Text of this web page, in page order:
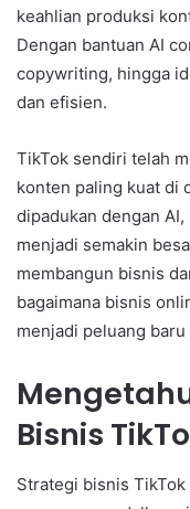
keahlian produksi
Dengan bantuan AI
copywriting, hingga
dan efisien.
TikTok sendiri telah
konten paling kuat di
dipadukan dengan
menjadi semakin
membangun bisnis
bagaimana bisnis
menjadi peluang
Bisnis
Strategi bisnis